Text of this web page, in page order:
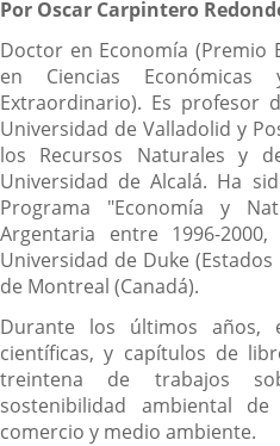
Por Oscar Carpintero
Doctor en Economía (Premio
en Ciencias Económicas
Extraordinario). Es profesor
Universidad de Valladolid y
los Recursos Naturales y
Universidad de Alcalá. Ha
Programa "Economía y
Argentaria entre 1996-
Universidad de Duke
de Montreal (Canadá).
Durante los últimos años,
científicas, y capítulos de
treintena de trabajos
sostenibilidad ambiental
comercio y medio ambiente.